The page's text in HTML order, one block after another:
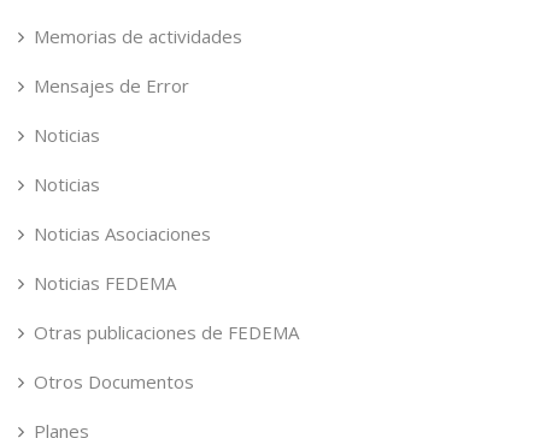
Memorias de actividades
Mensajes de Error
Noticias
Noticias
Noticias Asociaciones
Noticias FEDEMA
Otras publicaciones de FEDEMA
Otros Documentos
Planes